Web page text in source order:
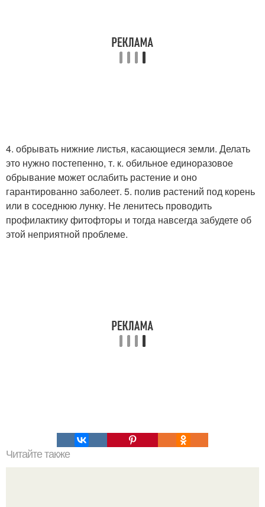
4. обрывать нижние листья, касающиеся земли. Делать
это нужно постепенно, т. к. обильное единоразовое
обрывание может ослабить растение и оно
гарантированно заболеет. 5. полив растений под корень
или в соседнюю лунку. Не ленитесь проводить
профилактику фитофторы и тогда навсегда забудете об
этой неприятной проблеме.
Читайте также